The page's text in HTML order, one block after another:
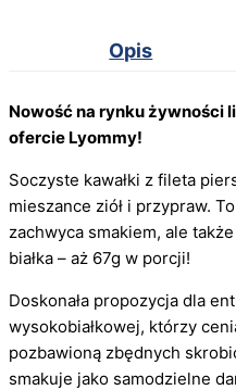
Opis
Nowość na rynku żywności
ofercie Lyommy!
Soczyste kawałki z fileta
mieszance ziół i przypraw.
zachwyca smakiem, ale
białka – aż 67g w porcji!
Doskonała propozycja dla
wysokobiałkowej, którzy
pozbawioną zbędnych
smakuje jako samodzielne